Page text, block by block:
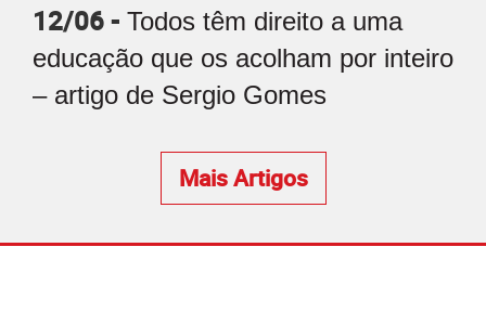
12/06 - Todos têm direito a uma
educação que os acolham por inteiro
– artigo de Sergio Gomes
Mais Artigos